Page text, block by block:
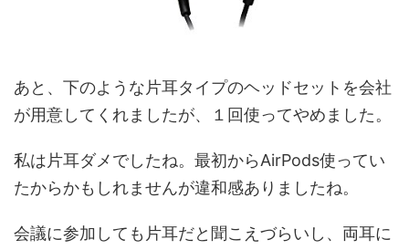
あと、下のような片耳タイプのヘッドセットを会社
が用意してくれましたが、１回使ってやめました。
私は片耳ダメでしたね。最初からAirPods使ってい
たからかもしれませんが違和感ありましたね。
会議に参加しても片耳だと聞こえづらいし、両耳に